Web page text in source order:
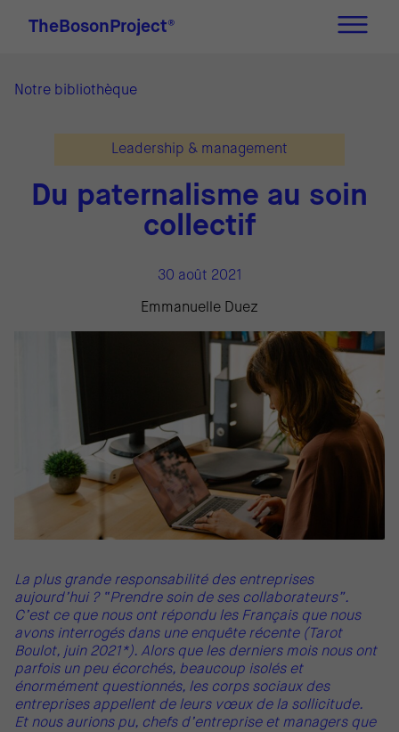
TheBosonProject®
Notre bibliothèque
Leadership & management
Du paternalisme au soin
collectif
30 août 2021
Emmanuelle Duez
La plus grande responsabilité des entreprises
aujourd’hui ? “Prendre soin de ses collaborateurs”.
C’est ce que nous ont répondu les Français que nous
avons interrogés dans une enquête récente (Tarot
Boulot, juin 2021*). Alors que les derniers mois nous ont
parfois un peu écorchés, beaucoup isolés et
énormément questionnés, les corps sociaux des
entreprises appellent de leurs vœux de la sollicitude.
Et nous aurions pu, chefs d’entreprise et managers que